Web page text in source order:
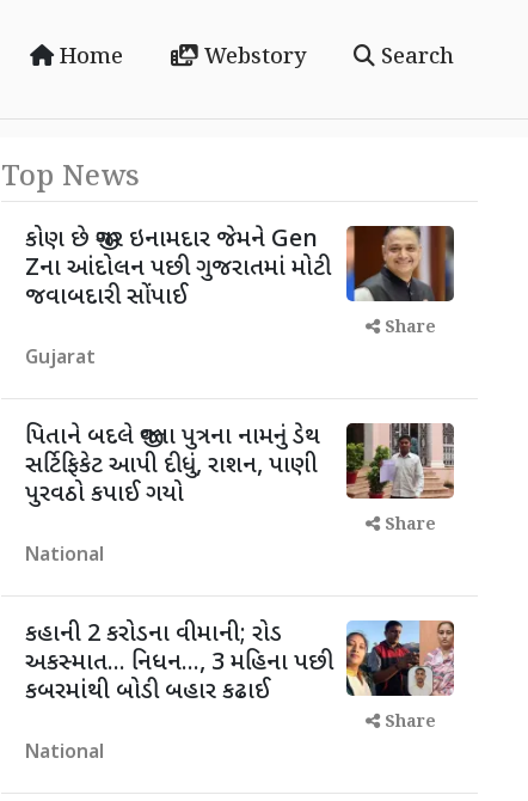
Home Webstory Search
Top News
કોણ છે જીગર ઇનામદાર જેમને Gen
Zના આંદોલન પછી ગુજરાતમાં મોટી
જવાબદારી સોંપાઈ
Gujarat
Share
પિતાને બદલે જીવતા પુત્રના નામનું ડેથ
સર્ટિફિકેટ આપી દીધું, રાશન, પાણી
પુરવઠો કપાઈ ગયો
National
Share
કહાની 2 કરોડના વીમાની; રોડ
અકસ્માત... નિધન..., 3 મહિના પછી
કબરમાંથી બોડી બહાર કઢાઈ
National
Share